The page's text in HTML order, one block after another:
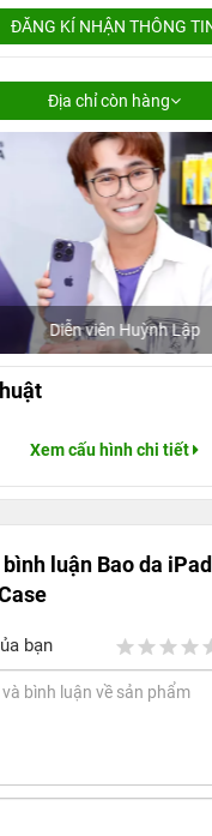
ĐĂNG KÍ NHẬN THÔNG
Địa chỉ còn hàng
viên Huỳnh Lập
Xem cấu hình chi tiết
luận Bao da
bạn